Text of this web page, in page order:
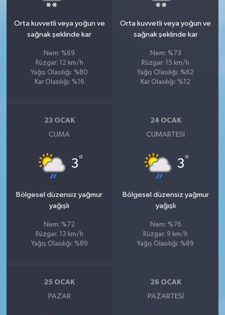
Orta kuvvetli veya yoğun ve
sağnak şeklinde kar
Nem: %69
Rüzgar: 12 km/h
Yağış Olasılığı: %80
Kar Olasılığı: %16
Orta kuvvetli veya yoğun ve
sağnak şeklinde kar
Nem: %73
Rüzgar: 15 km/h
Yağış Olasılığı: %62
Kar Olasılığı: %12
23 OCAK
CUMA
3°
Bölgesel düzensiz yağmur
yağışlı
Nem: %72
Rüzgar: 13 km/h
Yağış Olasılığı: %89
24 OCAK
CUMARTESI
3°
Bölgesel düzensiz yağmur
yağışlı
Nem: %76
Rüzgar: 9 km/h
Yağış Olasılığı: %89
25 OCAK
PAZAR
26 OCAK
PAZARTESI